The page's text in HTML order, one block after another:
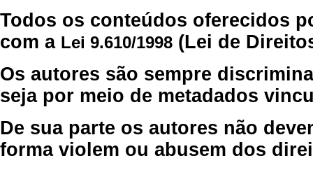
Todos os conteúdos oferecidos
com a Lei 9.610/1998 (Lei de
Os autores são sempre
seja por meio de metadados
De sua parte os autores não
forma violem ou abusem dos